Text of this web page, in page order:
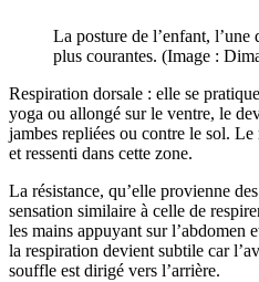
La posture de l’enfant, l’une
plus courantes. (Image :
Respiration dorsale : elle se
yoga ou allongé sur le ventre, le
jambes repliées ou contre le sol.
et ressenti dans cette zone.
La résistance, qu’elle provienne
sensation similaire à celle de
les mains appuyant sur l’abdomen
la respiration devient subtile car
souffle est dirigé vers l’arrière.